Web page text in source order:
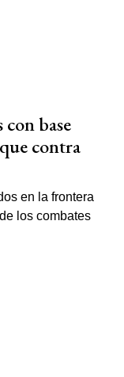
base
contra